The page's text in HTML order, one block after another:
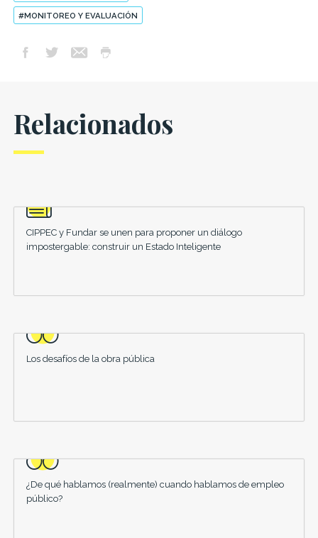
#MONITOREO Y EVALUACIÓN
Relacionados
CIPPEC y Fundar se unen para proponer un diálogo
impostergable: construir un Estado Inteligente
Los desafíos de la obra pública
¿De qué hablamos (realmente) cuando hablamos de empleo
público?